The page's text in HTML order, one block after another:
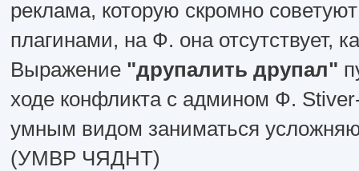
реклама, которую скромно
плагинами, на Ф. она отсутствует,
Выражение "друпалить друпал"
ходе конфликта с админом Ф.
умным видом заниматься
(УМВР ЧЯДНТ)